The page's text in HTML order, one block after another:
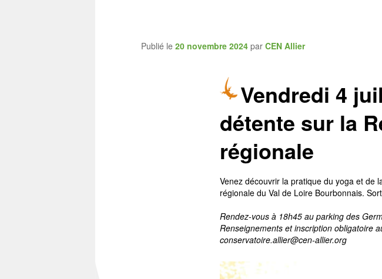
CEN Allier
Vendredi 4
détente sur la
régionale
Publié le 20 novembre 2024 par CEN Allier
Venez découvrir la pratique du yoga et
régionale du Val de Loire Bourbonnais.
Rendez-vous à 18h45 au parking des
Renseignements et inscription obligatoire
conservatoire.allier@cen-allier.org